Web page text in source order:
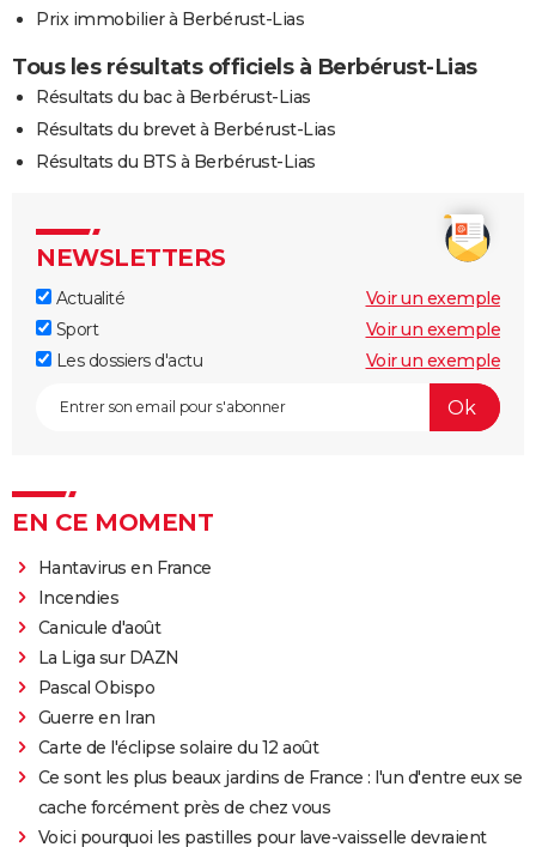
Prix immobilier à Berbérust-Lias
Tous les résultats officiels à Berbérust-Lias
Résultats du bac à Berbérust-Lias
Résultats du brevet à Berbérust-Lias
Résultats du BTS à Berbérust-Lias
NEWSLETTERS
Actualité
Voir un exemple
Sport
Voir un exemple
Les dossiers d'actu
Voir un exemple
EN CE MOMENT
Hantavirus en France
Incendies
Canicule d'août
La Liga sur DAZN
Pascal Obispo
Guerre en Iran
Carte de l'éclipse solaire du 12 août
Ce sont les plus beaux jardins de France : l'un d'entre eux se
cache forcément près de chez vous
Voici pourquoi les pastilles pour lave-vaisselle devraient